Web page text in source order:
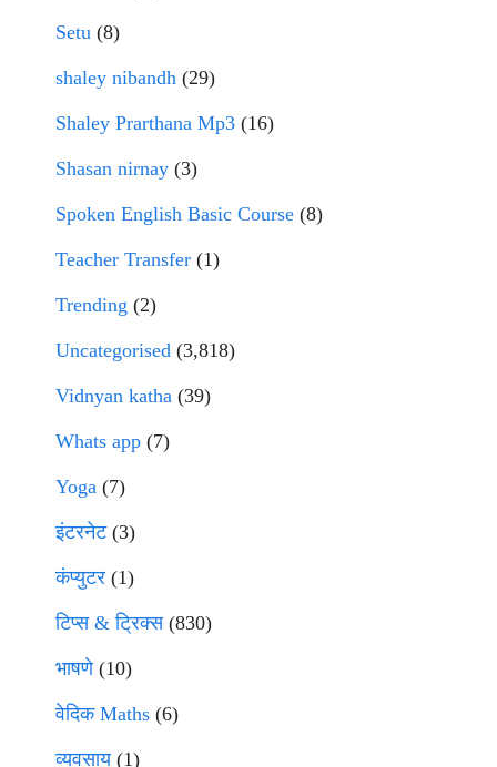
Setu (8)
shaley nibandh (29)
Shaley Prarthana Mp3 (16)
Shasan nirnay (3)
Spoken English Basic Course (8)
Teacher Transfer (1)
Trending (2)
Uncategorised (3,818)
Vidnyan katha (39)
Whats app (7)
Yoga (7)
इंटरनेट(3)
कंप्युटर (1)
टिप्स & ट्रिक्स(830)
भाषणे(10)
वेदिक Maths (6)
व्यवसाय(1)